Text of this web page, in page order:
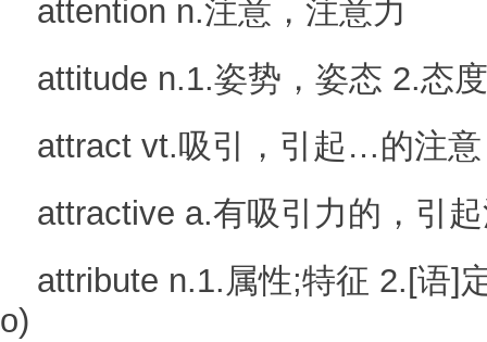
attention n.注意，注意力
attitude n.1.姿势，姿态 2.态
attract vt.吸引，引起…的注意
attractive a.有吸引力的，引
attribute n.1.属性;特征 2.[语]
o)